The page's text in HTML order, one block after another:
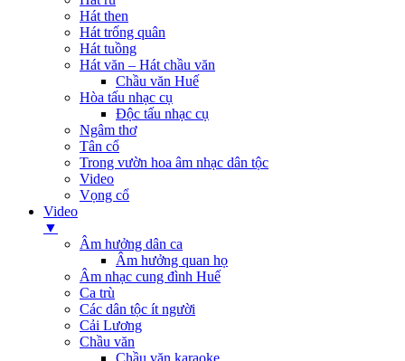
Hát then
Hát trống quân
Hát tuồng
Hát văn – Hát chầu văn
Chầu văn Huế
Hòa tấu nhạc cụ
Độc tấu nhạc cụ
Ngâm thơ
Tân cổ
Trong vườn hoa âm nhạc dân tộc
Video
Vọng cổ
Video
▼
Âm hưởng dân ca
Âm hưởng quan họ
Âm nhạc cung đình Huế
Ca trù
Các dân tộc ít người
Cải Lương
Chầu văn
Chầu văn karaoke